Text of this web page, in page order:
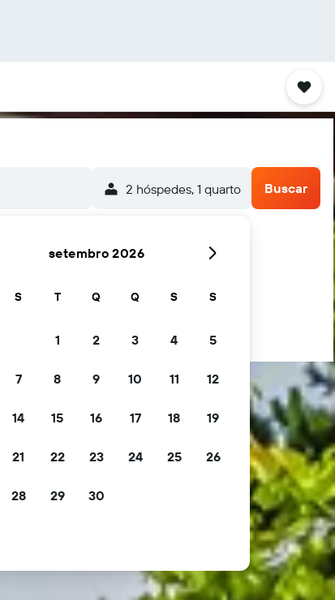
2 hóspedes, 1 quarto Buscar
setembro 2026
S T Q Q S S
1 2 3 4 5
7 8 9 10 11 12
14 15 16 17 18 19
21 22 23 24 25 26
28 29 30